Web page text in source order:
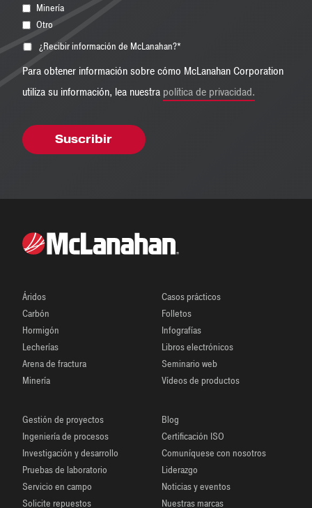
Minería
Otro
¿Recibir información de McLanahan?*
Para obtener información sobre cómo McLanahan Corporation
utiliza su información, lea nuestra política de privacidad.
Áridos
Carbón
Hormigón
Lecherías
Arena de fractura
Minería
Casos prácticos
Folletos
Infografías
Libros electrónicos
Seminario web
Vídeos de productos
Gestión de proyectos
Ingeniería de procesos
Investigación y desarrollo
Pruebas de laboratorio
Servicio en campo
Solicite repuestos
Blog
Certificación ISO
Comuníquese con nosotros
Liderazgo
Noticias y eventos
Nuestras marcas